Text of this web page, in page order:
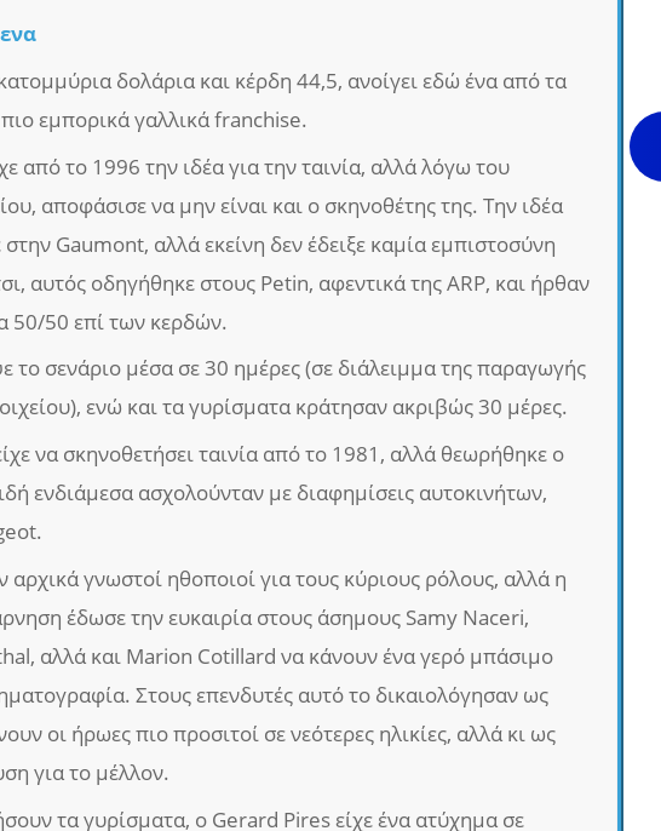
δολάρια και κέρδη 44,5, ανοίγει εδώ ένα από τα
εμπορικά γαλλικά franchise.
από το 1996 την ιδέα για την ταινία, αλλά λόγω του
αποφάσισε να μην είναι και ο σκηνοθέτης της. Την ιδέα
Gaumont, αλλά εκείνη δεν έδειξε καμία εμπιστοσύνη
αυτός οδηγήθηκε στους Petin, αφεντικά της ARP, και ήρθαν
50/50 επί των κερδών.
το σενάριο μέσα σε 30 ημέρες (σε διάλειμμα της παραγωγής
ενώ και τα γυρίσματα κράτησαν ακριβώς 30 μέρες.
να σκηνοθετήσει ταινία από το 1981, αλλά θεωρήθηκε ο
ενδιάμεσα ασχολούνταν με διαφημίσεις αυτοκινήτων,
αρχικά γνωστοί ηθοποιοί για τους κύριους ρόλους, αλλά η
έδωσε την ευκαιρία στους άσημους Samy Naceri,
αλλά και Marion Cotillard να κάνουν ένα γερό μπάσιμο
Στους επενδυτές αυτό το δικαιολόγησαν ως
οι ήρωες πιο προσιτοί σε νεότερες ηλικίες, αλλά κι ως
για το μέλλον.
τα γυρίσματα, ο Gerard Pires είχε ένα ατύχημα σε